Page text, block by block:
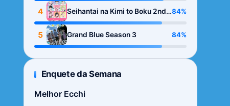
4
Seihantai na Kimi to Boku 2nd
Season
84%
5 Grand Blue Season 3 84%
Enquete da Semana
Melhor Ecchi